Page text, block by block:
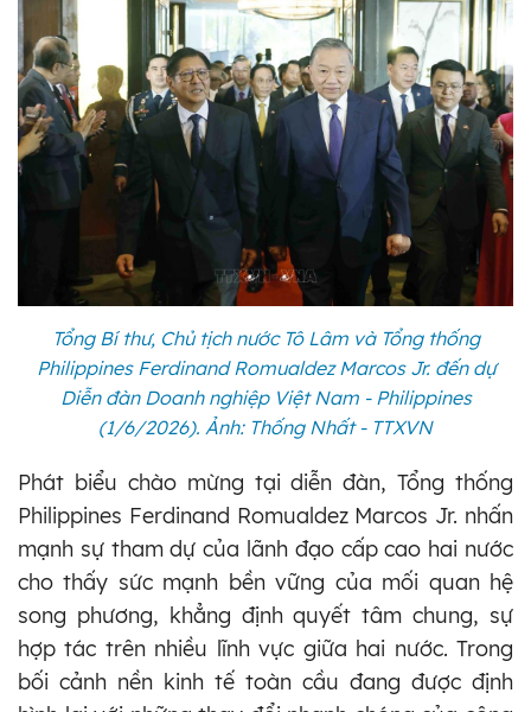
Tổng Bí thư, Chủ tịch nước Tô Lâm và Tổng thống
Philippines Ferdinand Romualdez Marcos Jr. đến dự
Diễn đàn Doanh nghiệp Việt Nam - Philippines
(1/6/2026). Ảnh: Thống Nhất - TTXVN
Phát biểu chào mừng tại diễn đàn, Tổng thống
Philippines Ferdinand Romualdez Marcos Jr. nhấn
mạnh sự tham dự của lãnh đạo cấp cao hai nước
cho thấy sức mạnh bền vững của mối quan hệ
song phương, khẳng định quyết tâm chung, sự
hợp tác trên nhiều lĩnh vực giữa hai nước. Trong
bối cảnh nền kinh tế toàn cầu đang được định